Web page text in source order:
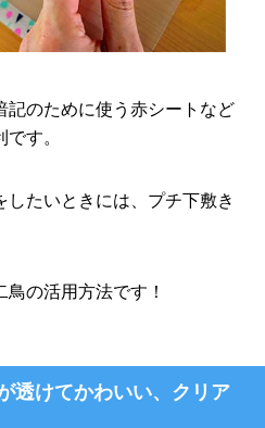
記のために使う赤シートなど
す。
したいときには、プチ下敷き
の活用方法です！
透けてかわいい、クリア